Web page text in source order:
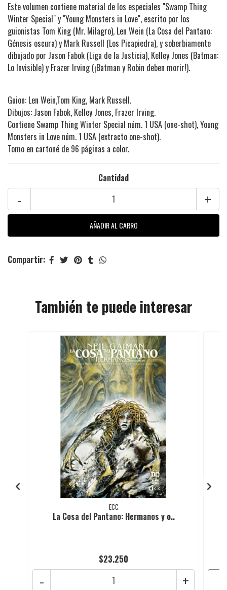
Este volumen contiene material de los especiales "Swamp Thing
Winter Special" y "Young Monsters in Love", escrito por los
guionistas Tom King (Mr. Milagro), Len Wein (La Cosa del Pantano:
Génesis oscura) y Mark Russell (Los Picapiedra), y soberbiamente
dibujado por Jason Fabok (Liga de la Justicia), Kelley Jones (Batman:
Lo Invisible) y Frazer Irving (¡Batman y Robin deben morir!).
Guion: Len Wein,Tom King, Mark Russell.
Dibujos: Jason Fabok, Kelley Jones, Frazer Irving.
Contiene Swamp Thing Winter Special núm. 1 USA (one-shot), Young
Monsters in Love núm. 1 USA (extracto one-shot).
Tomo en cartoné de 96 páginas a color.
Cantidad
+
-
Compartir:
También te puede interesar
ECC
La Cosa del Pantano: Hermanos y o..
$23.250
+
-